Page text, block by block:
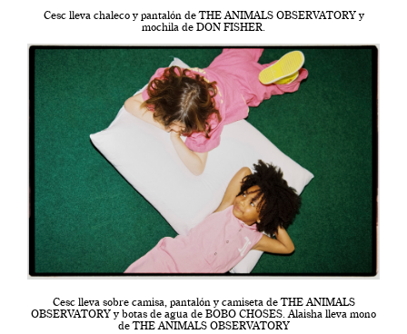
Cesc lleva chaleco y pantalón de THE ANIMALS OBSERVATORY y
mochila de DON FISHER.
Cesc lleva sobre camisa, pantalón y camiseta de THE ANIMALS
OBSERVATORY y botas de agua de BOBO CHOSES. Alaisha lleva mono
de THE ANIMALS OBSERVATORY